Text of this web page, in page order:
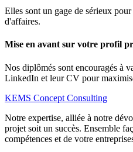
Elles sont un gage de sérieux
d'affaires.
Mise en avant sur votre profil
Nos diplômés sont encouragés à
LinkedIn et leur CV pour
KEMS Concept Consulting
Notre expertise, alliée à notre
projet soit un succès. Ensemble
compétences et de votre